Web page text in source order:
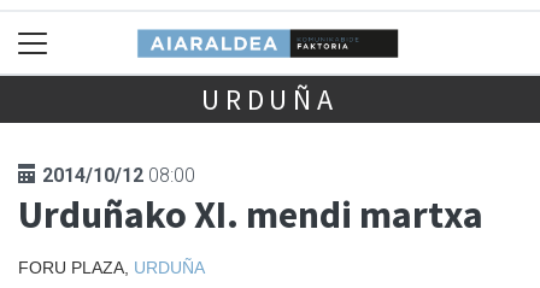
URDUÑA
2014/10/12 08:00
Urduñako XI. mendi martxa
FORU PLAZA, URDUÑA